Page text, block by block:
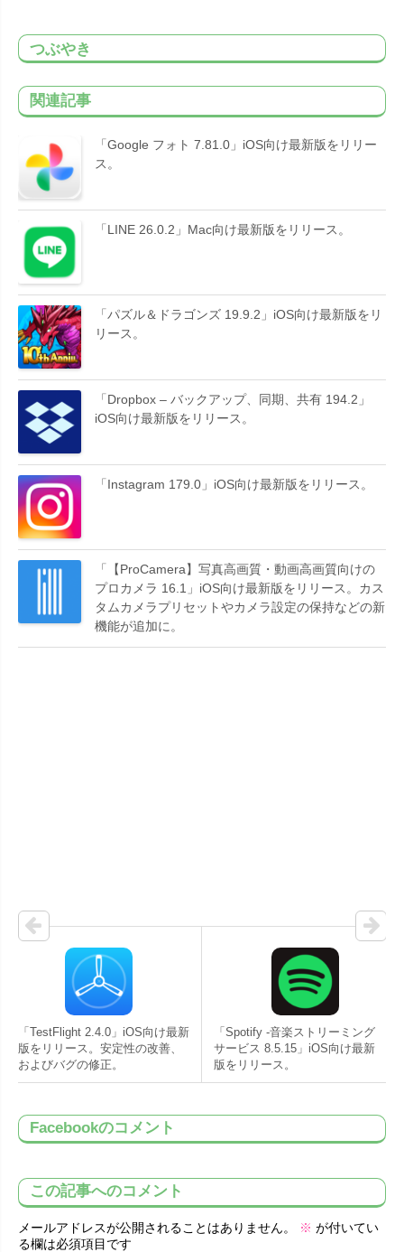
つぶやき
関連記事
「Google フォト 7.81.0」iOS向け最新版をリリー
ス。
「LINE 26.0.2」Mac向け最新版をリリース。
「パズル＆ドラゴンズ 19.9.2」iOS向け最新版をリ
リース。
「Dropbox – バックアップ、同期、共有 194.2」
iOS向け最新版をリリース。
「Instagram 179.0」iOS向け最新版をリリース。
「【ProCamera】写真高画質・動画高画質向けの
プロカメラ 16.1」iOS向け最新版をリリース。カス
タムカメラプリセットやカメラ設定の保持などの新
機能が追加に。
「TestFlight 2.4.0」iOS向け最新
版をリリース。安定性の改善、
およびバグの修正。
「Spotify -音楽ストリーミング
サービス 8.5.15」iOS向け最新
版をリリース。
Facebookのコメント
この記事へのコメント
メールアドレスが公開されることはありません。 ※ が付いてい
る欄は必須項目です